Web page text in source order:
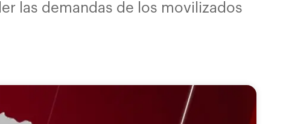
las demandas de los movilizados